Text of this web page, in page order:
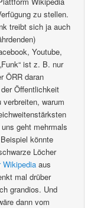
zu stellen.
treibt sich ja auch
Youtube,
ist z. B. nur
ÖRR daran
Öffentlichkeit
warum
geht mehrmals
könnte
Löcher
Wikipedia aus
mal drüber
grandios. Und
dann vom